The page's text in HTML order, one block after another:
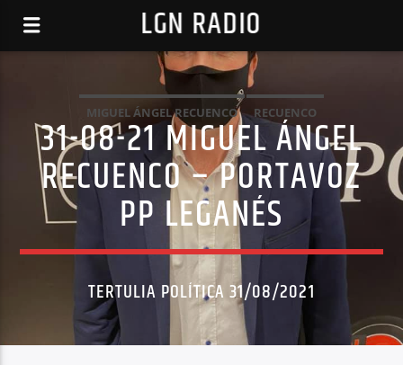
LGN RADIO
MIGUEL ÁNGEL RECUENCO
RECUENCO
TERTULIA POLITICA
31-08-21 MIGUEL ÁNGEL
RECUENCO – PORTAVOZ
PP LEGANÉS
TERTULIA POLÍTICA 31/08/2021